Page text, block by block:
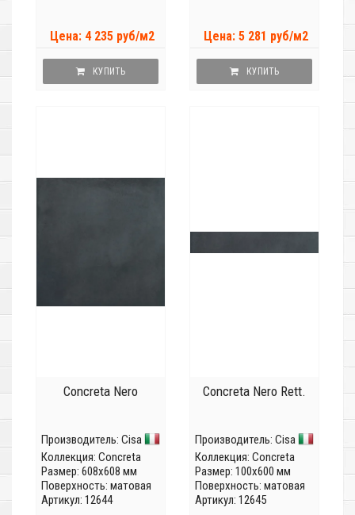
Цена: 4 235 руб/м2
КУПИТЬ
Цена: 5 281 руб/м2
КУПИТЬ
Concreta Nero
Производитель: Cisa
Коллекция: Concreta
Размер: 608x608 мм
Поверхность: матовая
Артикул: 12644
Concreta Nero Rett.
Производитель: Cisa
Коллекция: Concreta
Размер: 100x600 мм
Поверхность: матовая
Артикул: 12645